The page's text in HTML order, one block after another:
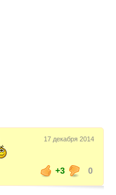
17 декабря 2014
+3
0